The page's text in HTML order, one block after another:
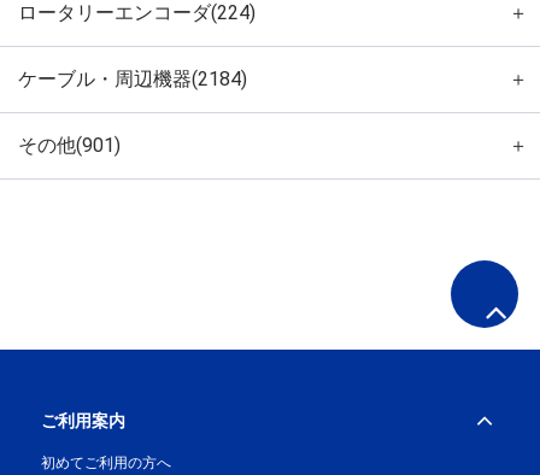
ロータリーエンコーダ(224) ＋
ケーブル・周辺機器(2184) ＋
その他(901) ＋
ご利用案内
初めてご利用の方へ